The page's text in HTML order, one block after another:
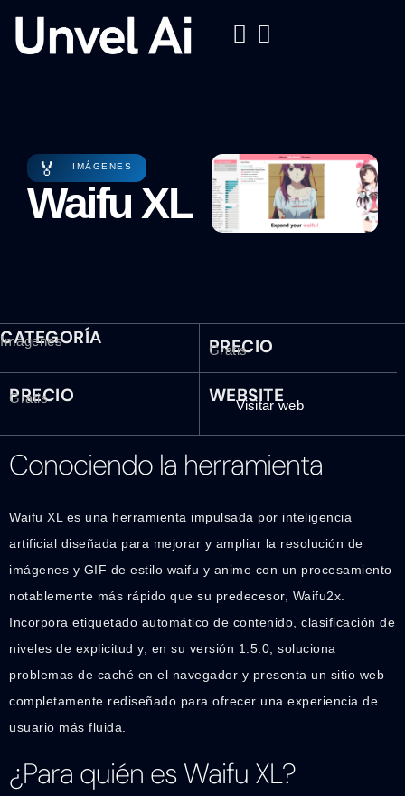
🏅 IMÁGENES
Waifu XL
CATEGORÍA
Imágenes PRECIO
Gratis
PRECIO
Gratis WEBSITE
Visitar web
Conociendo la herramienta
Waifu XL es una herramienta impulsada por inteligencia
artificial diseñada para mejorar y ampliar la resolución de
imágenes y GIF de estilo waifu y anime con un procesamiento
notablemente más rápido que su predecesor, Waifu2x.
Incorpora etiquetado automático de contenido, clasificación de
niveles de explicitud y, en su versión 1.5.0, soluciona
problemas de caché en el navegador y presenta un sitio web
completamente rediseñado para ofrecer una experiencia de
usuario más fluida.
¿Para quién es Waifu XL?